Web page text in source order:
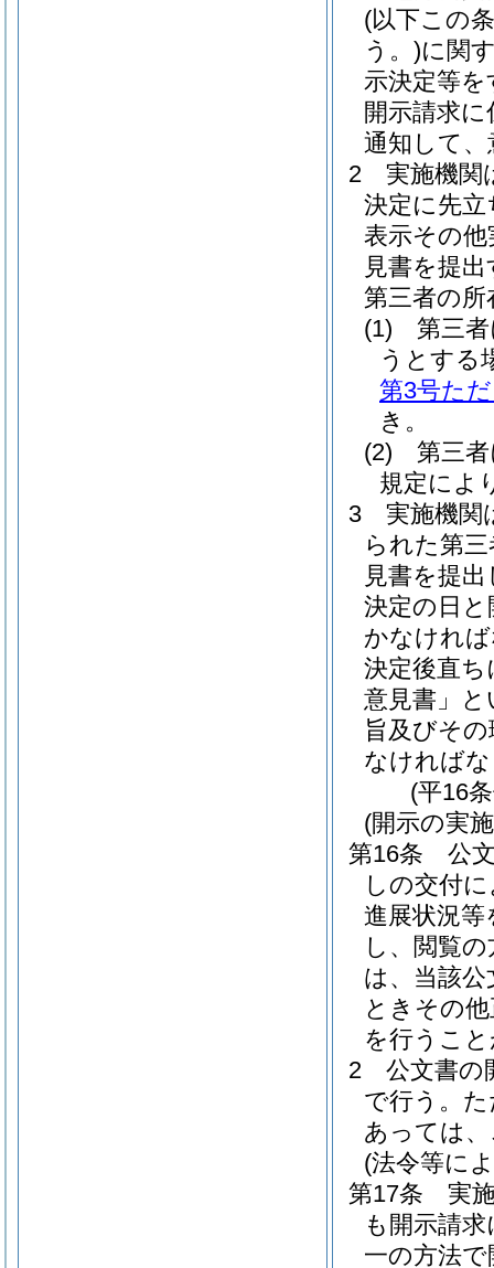
(以下この
う。)に関
示決定等
開示請求
通知して
2
実施機関
決定に先
表示その
見書を提
第三者の
(1)
第三
うとする
第3号た
き。
(2)
第三
規定によ
3
実施機関
られた第
見書を提
決定の日
かなけれ
決定後直ち
意見書」と
旨及びそ
なければ
(平16
(開示の実
第16条
公
しの交付
進展状況
し、閲覧
は、当該
ときその
を行うこ
2
公文書の
で行う。
あっては
(法令等に
第17条
実
も開示請
一の方法